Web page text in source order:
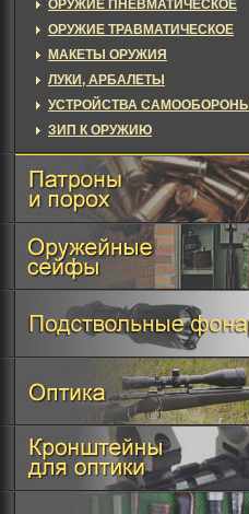
ОРУЖИЕ ПНЕВМАТИЧЕСКОЕ
ОРУЖИЕ ТРАВМАТИЧЕСКОЕ
МАКЕТЫ ОРУЖИЯ
ЛУКИ, АРБАЛЕТЫ
УСТРОЙСТВА САМООБОРОНЫ
ЗИП К ОРУЖИЮ